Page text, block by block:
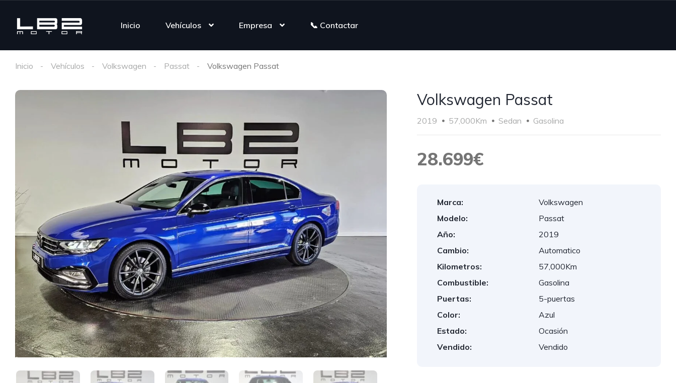
Inicio Vehículos Empresa 📞 Contactar
Inicio Vehículos Volkswagen Passat Volkswagen Passat
Volkswagen Passat
2019 57,000Km Sedan Gasolina
28.699€
Marca:
Volkswagen
Modelo:
Passat
Año:
2019
Cambio:
Automatico
Kilometros:
57,000Km
Combustible:
Gasolina
Puertas:
5-puertas
Color:
Azul
Estado:
Ocasión
Vendido:
Vendido